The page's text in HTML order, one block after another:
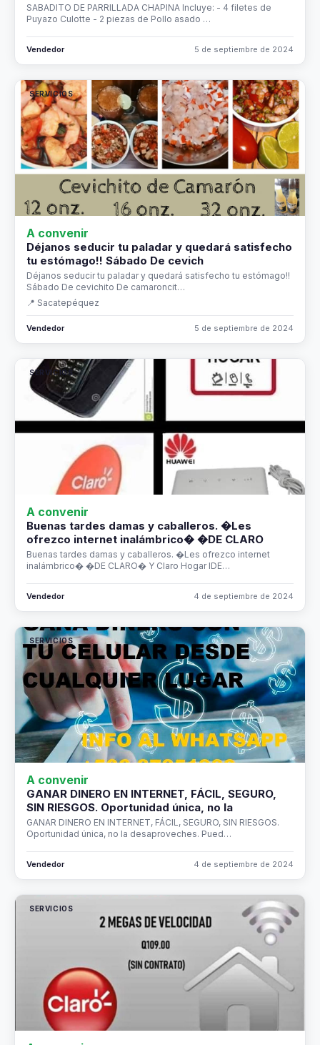
SABADITO DE PARRILLADA CHAPINA Incluye: - 4 filetes de
Puyazo Culotte - 2 piezas de Pollo asado …
Vendedor 5 de septiembre de 2024
SERVICIOS
A convenir
Déjanos seducir tu paladar y quedará satisfecho
tu estómago!! Sábado De cevich
Déjanos seducir tu paladar y quedará satisfecho tu estómago!!
Sábado De cevichito De camaroncit…
📍 Sacatepéquez
Vendedor 5 de septiembre de 2024
SERVICIOS
A convenir
Buenas tardes damas y caballeros. �Les
ofrezco internet inalámbrico� �DE CLARO
Buenas tardes damas y caballeros. �Les ofrezco internet
inalámbrico� �DE CLARO� Y Claro Hogar IDE…
Vendedor 4 de septiembre de 2024
SERVICIOS
A convenir
GANAR DINERO EN INTERNET, FÁCIL, SEGURO,
SIN RIESGOS. Oportunidad única, no la
GANAR DINERO EN INTERNET, FÁCIL, SEGURO, SIN RIESGOS.
Oportunidad única, no la desaproveches. Pued…
Vendedor 4 de septiembre de 2024
SERVICIOS